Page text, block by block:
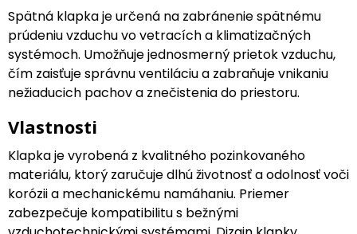
Spätná klapka je určená na zabránenie spätnému
prúdeniu vzduchu vo vetracích a klimatizačných
systémoch. Umožňuje jednosmerný prietok vzduchu,
čím zaisťuje správnu ventiláciu a zabraňuje vnikaniu
nežiaducich pachov a znečistenia do priestoru.
Vlastnosti
Klapka je vyrobená z kvalitného pozinkovaného
materiálu, ktorý zaručuje dlhú životnosť a odolnosť voči
korózii a mechanickému namáhaniu. Priemer
zabezpečuje kompatibilitu s bežnými